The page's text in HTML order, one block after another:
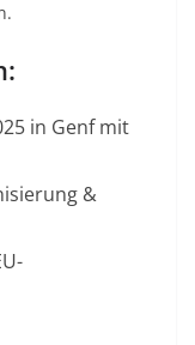
in Genf mit
&